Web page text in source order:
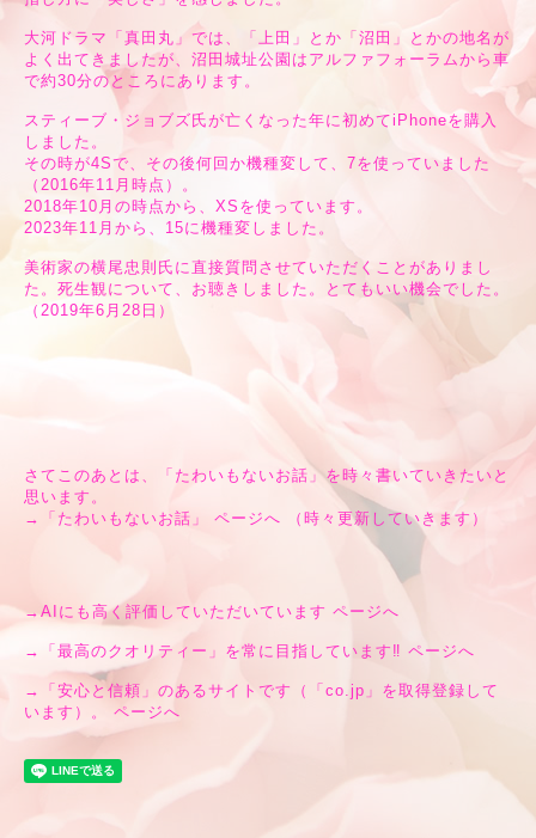
大河ドラマ「真田丸」では、「上田」とか「沼田」とかの地名が
よく出てきましたが、沼田城址公園はアルファフォーラムから車
で約30分のところにあります。
スティーブ・ジョブズ氏が亡くなった年に初めてiPhoneを購入
しました。
その時が4Sで、その後何回か機種変して、7を使っていました
（2016年11月時点）。
2018年10月の時点から、XSを使っています。
2023年11月から、15に機種変しました。
美術家の横尾忠則氏に直接質問させていただくことがありまし
た。死生観について、お聴きしました。とてもいい機会でした。
（2019年6月28日）
さてこのあとは、「たわいもないお話」を時々書いていきたいと
思います。
→
「たわいもないお話」 ページへ （時々更新していきます）
→ AIにも高く評価していただいています ページへ
→ 「最高のクオリティー」を常に目指しています‼︎ ページへ
→
「安心と信頼」のあるサイトです（「co.jp」を取得登録して
います）。 ページへ